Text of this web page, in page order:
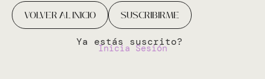
VOLVER AL INICIO SUSCRIBIRME
Ya estás suscrito?
Inicia Sesión